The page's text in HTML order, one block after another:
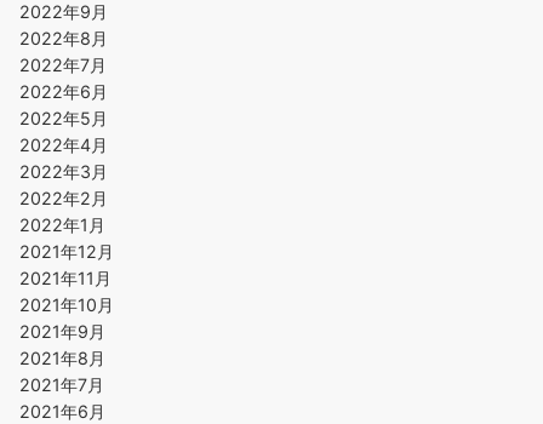
2022年9月
2022年8月
2022年7月
2022年6月
2022年5月
2022年4月
2022年3月
2022年2月
2022年1月
2021年12月
2021年11月
2021年10月
2021年9月
2021年8月
2021年7月
2021年6月